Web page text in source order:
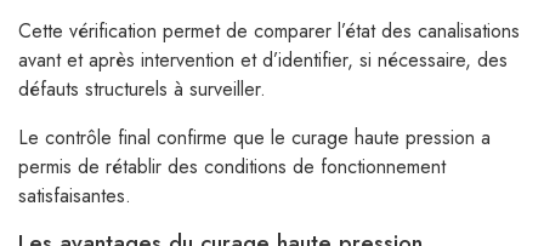
Cette vérification permet de comparer l’état des canalisations
avant et après intervention et d’identifier, si nécessaire, des
défauts structurels à surveiller.
Le contrôle final confirme que le curage haute pression a
permis de rétablir des conditions de fonctionnement
satisfaisantes.